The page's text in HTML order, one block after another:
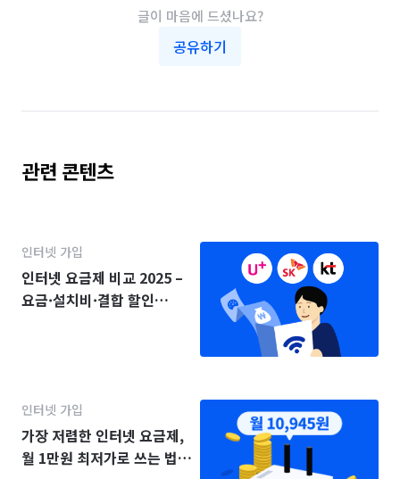
글이 마음에 드셨나요?
공유하기
관련 콘텐츠
인터넷 가입
인터넷 요금제 비교 2025 –
요금·설치비·결합 할인
인터넷 가입
가장 저렴한 인터넷 요금제,
월 1만원 최저가로 쓰는 법